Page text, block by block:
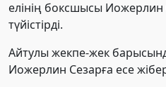
елінің боксшысы
түйістірді.
Айтулы жекпе-жек
Иожерлин Сезарға есе